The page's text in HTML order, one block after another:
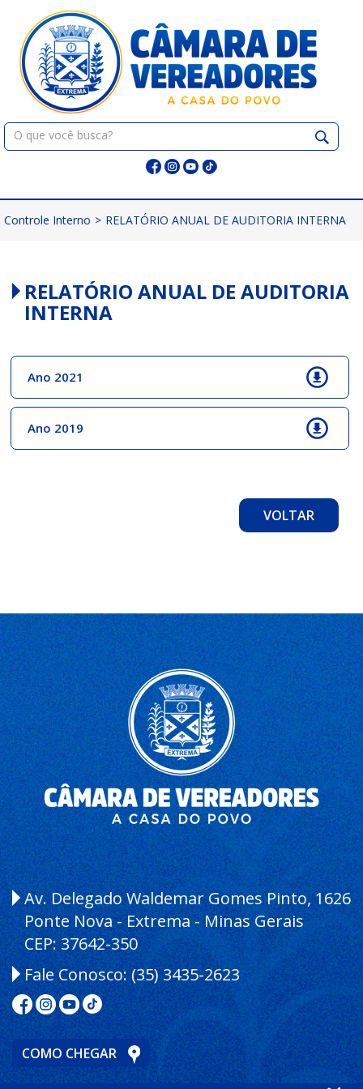
Pular
para
o
conteúdo
Pesquisar:
Controle Interno > RELATÓRIO ANUAL DE AUDITORIA INTERNA
RELATÓRIO ANUAL DE AUDITORIA
INTERNA
Ano 2021
Ano 2019
VOLTAR
Av. Delegado Waldemar Gomes Pinto, 1626
Ponte Nova - Extrema - Minas Gerais
CEP: 37642-350
Fale Conosco:(35) 3435-2623
COMO CHEGAR